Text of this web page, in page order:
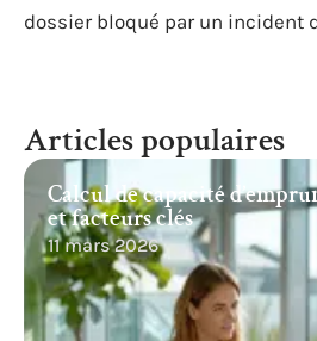
dossier bloqué par un incident
Articles populaires
Calcul de capacité
et facteurs clés
11 mars 2026